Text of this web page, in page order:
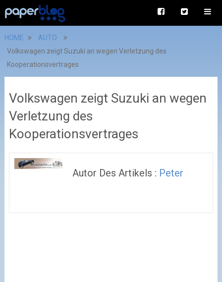
HOME
AUTO
Volkswagen zeigt Suzuki an wegen Verletzung des
Kooperationsvertrages
Volkswagen zeigt Suzuki an wegen
Verletzung des
Kooperationsvertrages
Autor Des Artikels : Peter